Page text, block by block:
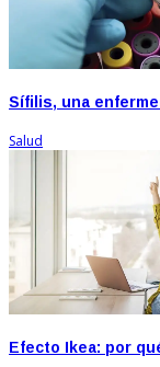
Sífilis, una
Salud
Efecto Ikea: por